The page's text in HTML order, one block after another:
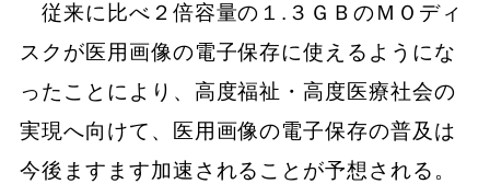
従来に比べ２倍容量の１.３ＧＢのＭＯディ
スクが医用画像の電子保存に使えるようにな
ったことにより、高度福祉・高度医療社会の
実現へ向けて、医用画像の電子保存の普及は
今後ますます加速されることが予想される。